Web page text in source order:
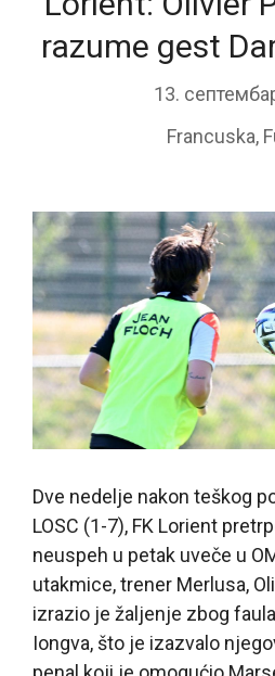
razume gest
13.
Francuska,
Dve nedelje nakon teškog
LOSC (1-7), FK Lorient
neuspeh u petak uveče u
utakmice, trener Merlusa,
izrazio je žaljenje zbog
Iongva, što je izazvalo